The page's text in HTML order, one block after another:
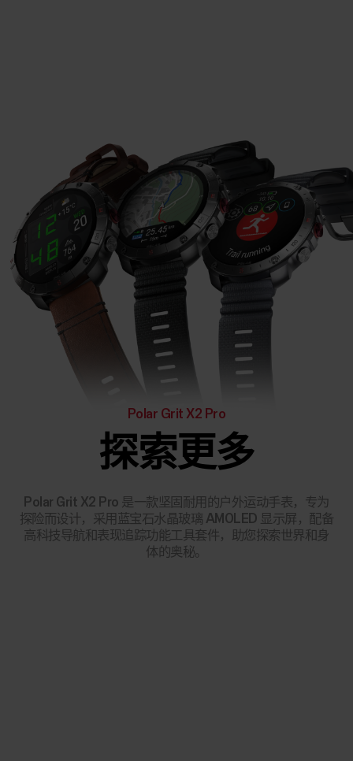
Polar Grit X2 Pro
探索更多
Polar Grit X2 Pro 是一款坚固耐用的户外运动手表，专为
探险而设计，采用蓝宝石水晶玻璃 AMOLED 显示屏，配备
高科技导航和表现追踪功能工具套件，助您探索世界和身
体的奥秘。